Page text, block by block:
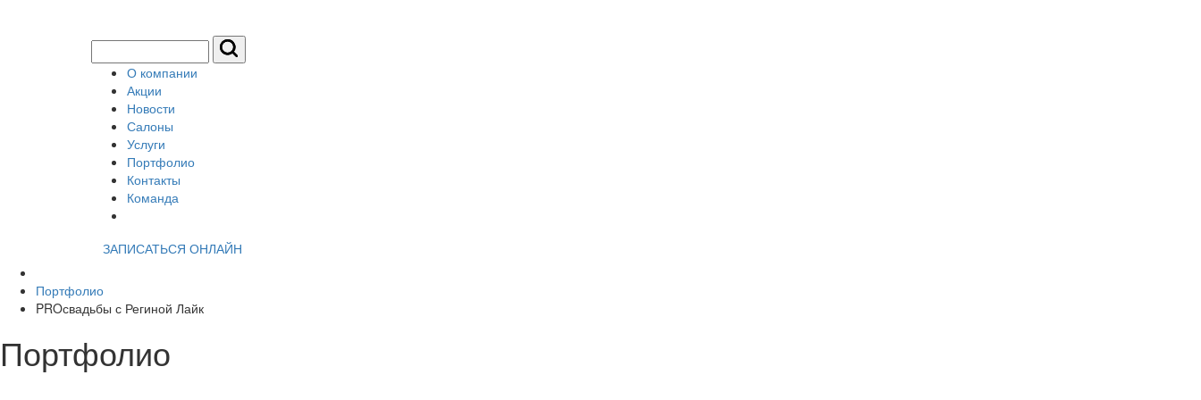
О компании
Акции
Новости
Салоны
Услуги
Портфолио
Контакты
Команда
ЗАПИСАТЬСЯ ОНЛАЙН
Портфолио
PROсвадьбы с Региной Лайк
Портфолио